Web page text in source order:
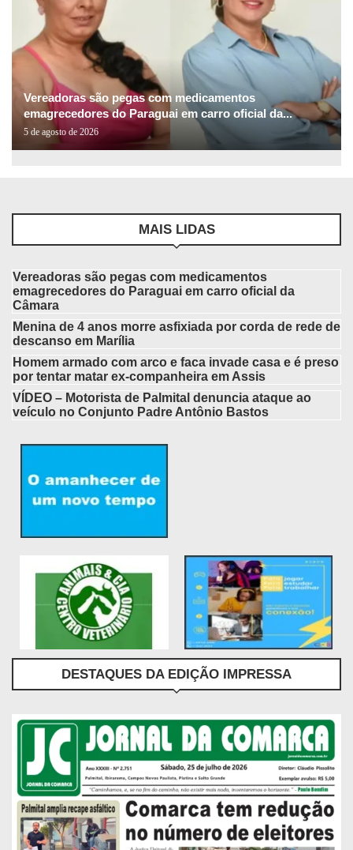
Vereadoras são pegas com medicamentos
emagrecedores do Paraguai em carro oficial da...
5 de agosto de 2026
MAIS LIDAS
Vereadoras são pegas com medicamentos
emagrecedores do Paraguai em carro oficial da
Câmara
Menina de 4 anos morre asfixiada por corda de rede de
descanso em Marília
Homem armado com arco e faca invade casa e é preso
por tentar matar ex-companheira em Assis
VÍDEO – Motorista de Palmital denuncia ataque ao
veículo no Conjunto Padre Antônio Bastos
DESTAQUES DA EDIÇÃO IMPRESSA